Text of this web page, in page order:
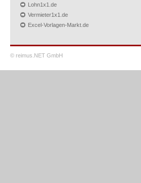
Lohn1x1.de
Vermieter1x1.de
Excel-Vorlagen-Markt.de
© reimus.NET GmbH